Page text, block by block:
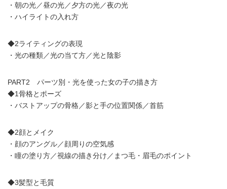
・朝の光／昼の光／夕方の光／夜の光
・ハイライトの入れ方
◆2ライティングの表現
・光の種類／光の当て方／光と陰影
PART2 パーツ別・光を使った女の子の描き方
◆1骨格とポーズ
・バストアップの骨格／影と手の位置関係／首筋
◆2顔とメイク
・顔のアングル／顔周りの空気感
・瞳の塗り方／視線の描き分け／まつ毛・眉毛のポイント
◆3髪型と毛質